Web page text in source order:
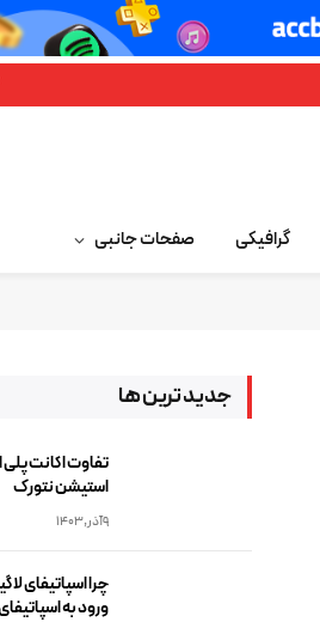
گرافیکی صفحات جانبی
جدید ترین ها
تفاوت اکانت
استیشن نتورک
9آذر,1403
چرا اسپاتیفای
ورود به